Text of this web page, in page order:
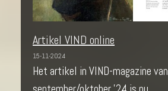
Artikel VIND online
15-11-2024
Het artikel in VIND-magazine van